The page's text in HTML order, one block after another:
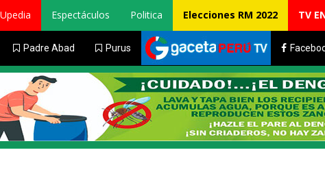
Espectáculos Politica Elecciones RM 2022 TV
Padre Abad Purus